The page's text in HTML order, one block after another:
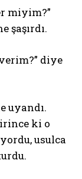
miyim?”
şaşırdı.
diye
uyandı.
ki o
usulca